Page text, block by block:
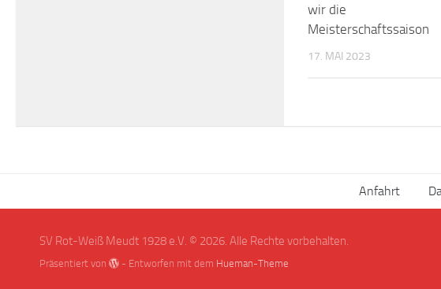
wir die
Meisterschaftssaison
17. MAI 2023
Anfahrt
SV Rot-Weiß Meudt 1928 e.V. © 2026. Alle Rechte vorbehalten.
Präsentiert von - Entworfen mit dem Hueman-Theme